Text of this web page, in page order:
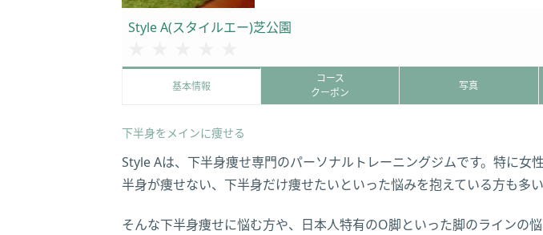
Style A(スタイルエー)芝公園
基本情報
コース
クーポン
写真
下半身をメインに痩せる
Style Aは、下半身痩せ専門のパーソナルトレーニングジムです。特に
半身が痩せない、下半身だけ痩せたいといった悩みを抱えている方も多
そんな下半身痩せに悩む方や、日本人特有のO脚といった脚のラインの